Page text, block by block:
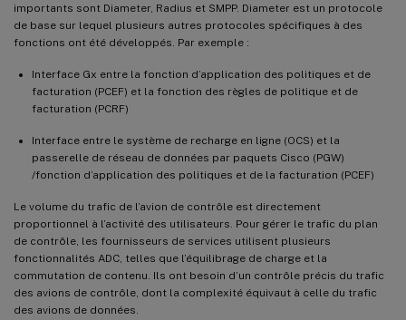
importants sont Diameter, Radius et SMPP. Diameter est un protocole
de base sur lequel plusieurs autres protocoles spécifiques à des
fonctions ont été développés. Par exemple :
Interface Gx entre la fonction d’application des politiques et de
facturation (PCEF) et la fonction des règles de politique et de
facturation (PCRF)
Interface entre le système de recharge en ligne (OCS) et la
passerelle de réseau de données par paquets Cisco (PGW)
/fonction d’application des politiques et de la facturation (PCEF)
Le volume du trafic de l’avion de contrôle est directement
proportionnel à l’activité des utilisateurs. Pour gérer le trafic du plan
de contrôle, les fournisseurs de services utilisent plusieurs
fonctionnalités ADC, telles que l’équilibrage de charge et la
commutation de contenu. Ils ont besoin d’un contrôle précis du trafic
des avions de contrôle, dont la complexité équivaut à celle du trafic
des avions de données.